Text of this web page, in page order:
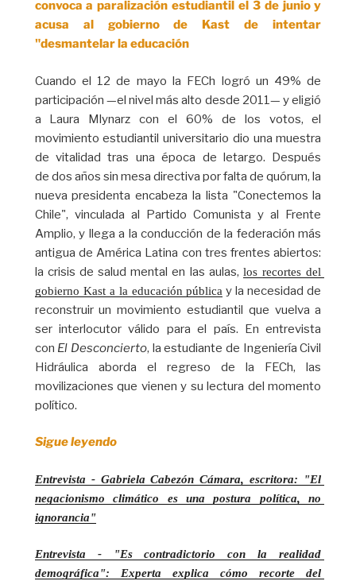
convoca a paralización estudiantil el 3 de junio y
acusa al gobierno de Kast de intentar
"desmantelar la educación
Cuando el 12 de mayo la FECh logró un 49% de
participación —el nivel más alto desde 2011— y eligió
a Laura Mlynarz con el 60% de los votos, el
movimiento estudiantil universitario dio una muestra
de vitalidad tras una época de letargo. Después
de dos años sin mesa directiva por falta de quórum, la
nueva presidenta encabeza la lista "Conectemos la
Chile", vinculada al Partido Comunista y al Frente
Amplio, y llega a la conducción de la federación más
antigua de América Latina con tres frentes abiertos:
la crisis de salud mental en las aulas,los recortes del
gobierno Kast a la educación pública y la necesidad de
reconstruir un movimiento estudiantil que vuelva a
ser interlocutor válido para el país. En entrevista
con El Desconcierto, la estudiante de Ingeniería Civil
Hidráulica aborda el regreso de la FECh, las
movilizaciones que vienen y su lectura del momento
político.
Sigue leyendo
Entrevista - Gabriela Cabezón Cámara, escritora: "El
negacionismo climático es una postura política, no
ignorancia"
Entrevista - "Es contradictorio con la realidad
demográfica": Experta explica cómo recorte del